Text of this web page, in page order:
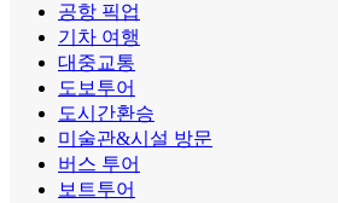
공항 픽업
기차 여행
대중교통
도보투어
도시간환승
미술관&시설 방문
버스 투어
보트투어